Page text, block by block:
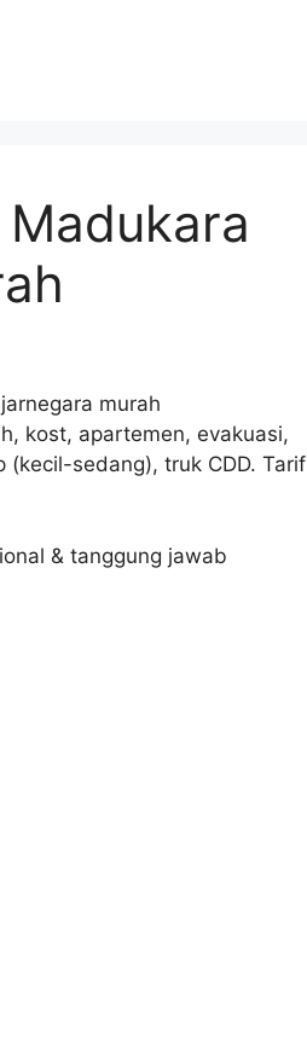
murah
kost, apartemen, evakuasi,
sedang), truk CDD. Tarif
& tanggung jawab